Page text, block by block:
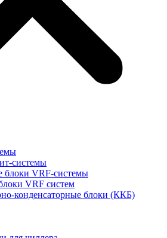
системы
блоки VRF-cистемы
VRF cистем
конденсаторные блоки (ККБ)